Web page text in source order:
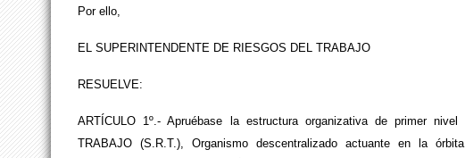
Por ello,
EL SUPERINTENDENTE DE RIESGOS DEL TRABAJO
RESUELVE:
ARTÍCULO 1º.- Apruébase la estructura organizativa de primer
TRABAJO (S.R.T.), Organismo descentralizado actuante en la